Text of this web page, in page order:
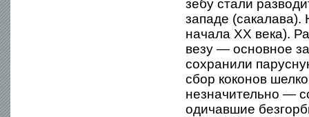
зебу стали
западе (сакалава).
начала XX века).
везу — основное
сохранили
сбор коконов
незначительно —
одичавшие